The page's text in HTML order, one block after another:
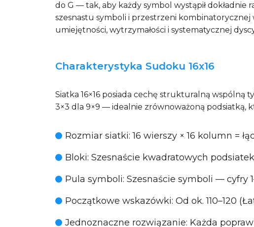
do G — tak, aby każdy symbol wystąpił
szesnastu symboli i przestrzeni kombinatorycznej
umiejętności, wytrzymałości i systematycznej
Charakterystyka Sudoku 16x16
Siatka 16×16 posiada cechę strukturalną wspólną
3×3 dla 9×9 — idealnie zrównoważoną podsiatką,
Rozmiar siatki: 16 wierszy × 16 kolumn =
Bloki: Szesnaście kwadratowych
Pula symboli: Szesnaście symboli — cyfry
Początkowe wskazówki: Od ok. 110–120
Jednoznaczne rozwiązanie: Każda